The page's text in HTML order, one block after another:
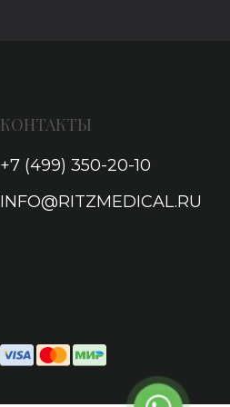
КОНТАКТЫ
+7 (499) 350-20-10
INFO@RITZMEDICAL.RU